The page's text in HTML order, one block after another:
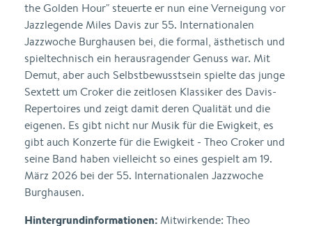
the Golden Hour" steuerte er nun eine Verneigung vor
Jazzlegende Miles Davis zur 55. Internationalen
Jazzwoche Burghausen bei, die formal, ästhetisch und
spieltechnisch ein herausragender Genuss war. Mit
Demut, aber auch Selbstbewusstsein spielte das junge
Sextett um Croker die zeitlosen Klassiker des Davis-
Repertoires und zeigt damit deren Qualität und die
eigenen. Es gibt nicht nur Musik für die Ewigkeit, es
gibt auch Konzerte für die Ewigkeit - Theo Croker und
seine Band haben vielleicht so eines gespielt am 19.
März 2026 bei der 55. Internationalen Jazzwoche
Burghausen.
Hintergrundinformationen: Mitwirkende: Theo